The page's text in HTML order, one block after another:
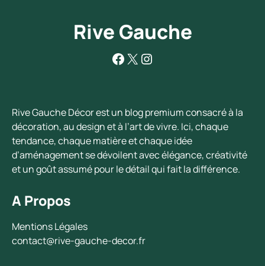
Rive Gauche
Facebook
X Instagram
Rive Gauche Décor est un blog premium consacré à la
décoration, au design et à l’art de vivre. Ici, chaque
tendance, chaque matière et chaque idée
d’aménagement se dévoilent avec élégance, créativité
et un goût assumé pour le détail qui fait la différence.
A Propos
Mentions Légales
contact@rive-gauche-decor.fr